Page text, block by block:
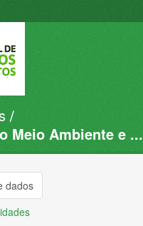
Meio Ambiente e ...
dados